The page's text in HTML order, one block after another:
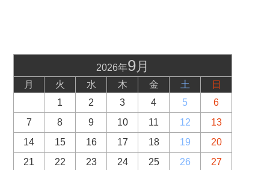
2026年9月
月 火 水 木 金 土
日
1
2 3 4 5
6
7
8 9 10 11 12
13
14
15 16 17 18 19
20
21
22 23 24 25 26
27